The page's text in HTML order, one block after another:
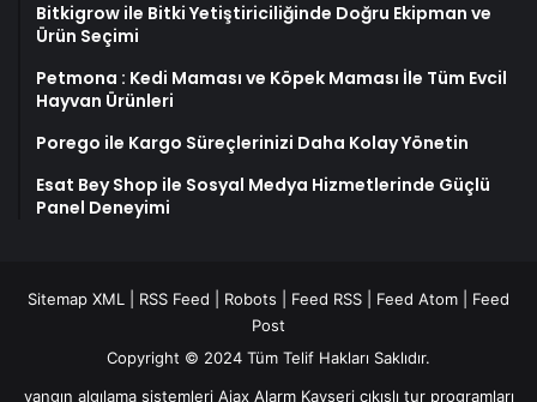
Bitkigrow ile Bitki Yetiştiriciliğinde Doğru Ekipman ve
Ürün Seçimi
Petmona : Kedi Maması ve Köpek Maması İle Tüm Evcil
Hayvan Ürünleri
Porego ile Kargo Süreçlerinizi Daha Kolay Yönetin
Esat Bey Shop ile Sosyal Medya Hizmetlerinde Güçlü
Panel Deneyimi
Sitemap XML RSS Feed Robots Feed RSS Feed Atom
Feed
Post
Copyright © 2024 Tüm Telif Hakları Saklıdır.
yangın algılama sistemleri Ajax Alarm Kayseri çıkışlı tur programları